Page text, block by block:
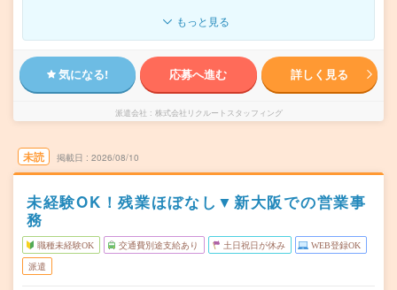
もっと見る
気になる! 応募へ進む 詳しく見る
派遣会社 株式会社リクルートスタッフィング
未読 掲載日 2026/08/10
未経験OK！残業ほぼなし▼新大阪での営業事
務
職種未経験OK 交通費別途支給あり 土日祝日が休み WEB登録OK
派遣